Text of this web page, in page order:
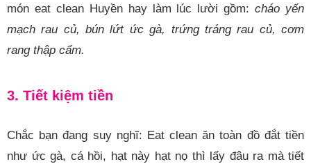
món eat clean Huyền hay làm lúc lười gồm:cháo yến
mạch rau củ, bún lứt ức gà, trứng tráng rau củ, cơm
rang thập cẩm.
3. Tiết kiệm tiền
Chắc bạn đang suy nghĩ: Eat clean ăn toàn đồ đắt tiền
như ức gà, cá hồi, hạt này hạt nọ thì lấy đâu ra mà tiết